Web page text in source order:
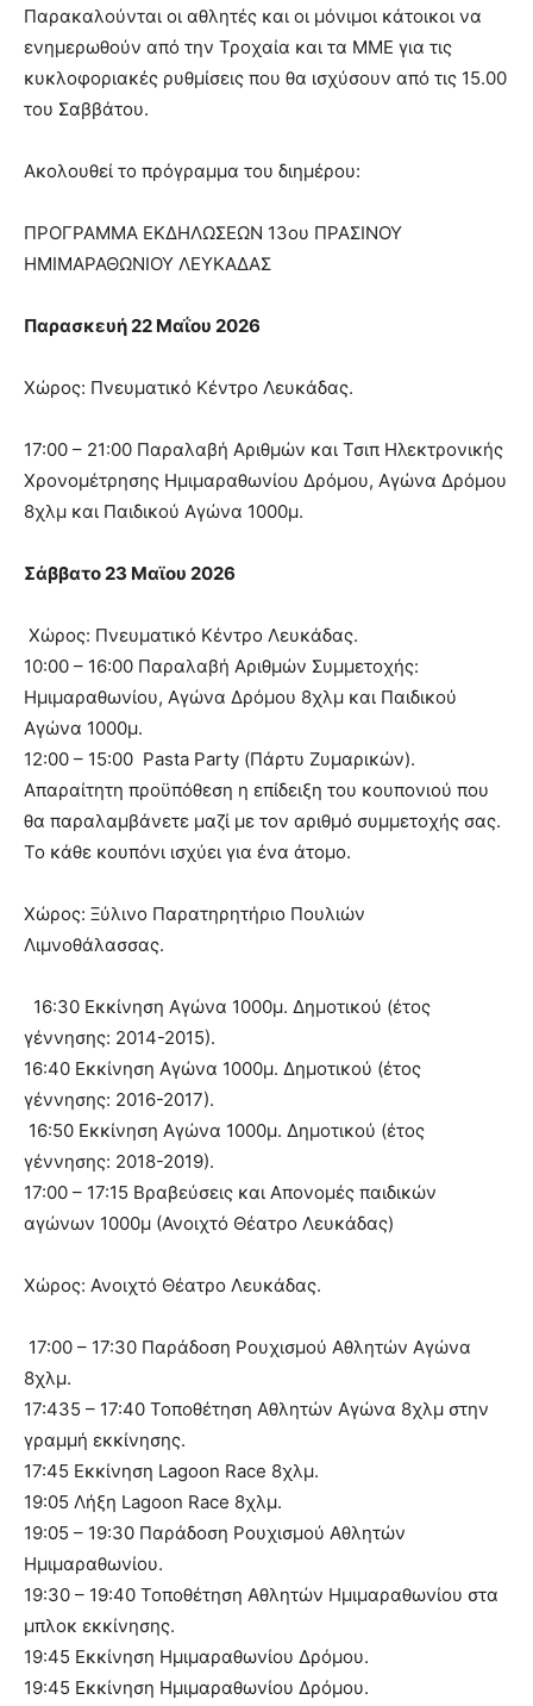
Παρακαλούνται οι αθλητές και οι μόνιμοι κάτοικοι να
ενημερωθούν από την Τροχαία και τα ΜΜΕ για τις
κυκλοφοριακές ρυθμίσεις που θα ισχύσουν από τις 15.00
του Σαββάτου.
Ακολουθεί το πρόγραμμα του διημέρου:
ΠΡΟΓΡΑΜΜΑ ΕΚΔΗΛΩΣΕΩΝ 13ου ΠΡΑΣΙΝΟΥ
ΗΜΙΜΑΡΑΘΩΝΙΟΥ ΛΕΥΚΑΔΑΣ
Παρασκευή 22 Μαΐου 2026
Χώρος: Πνευματικό Κέντρο Λευκάδας.
17:00 – 21:00 Παραλαβή Αριθμών και Τσιπ Ηλεκτρονικής
Χρονομέτρησης Ημιμαραθωνίου Δρόμου, Αγώνα Δρόμου
8χλμ και Παιδικού Αγώνα 1000μ.
Σάββατο 23 Μαϊου 2026
Χώρος: Πνευματικό Κέντρο Λευκάδας.
10:00 – 16:00 Παραλαβή Αριθμών Συμμετοχής:
Ημιμαραθωνίου, Αγώνα Δρόμου 8χλμ και Παιδικού
Αγώνα 1000μ.
12:00 – 15:00 Pasta Party (Πάρτυ Ζυμαρικών).
Απαραίτητη προϋπόθεση η επίδειξη του κουπονιού που
θα παραλαμβάνετε μαζί με τον αριθμό συμμετοχής σας.
Το κάθε κουπόνι ισχύει για ένα άτομο.
Χώρος: Ξύλινο Παρατηρητήριο Πουλιών
Λιμνοθάλασσας.
16:30 Εκκίνηση Αγώνα 1000μ. Δημοτικού (έτος
γέννησης: 2014-2015).
16:40 Εκκίνηση Αγώνα 1000μ. Δημοτικού (έτος
γέννησης: 2016-2017).
16:50 Εκκίνηση Αγώνα 1000μ. Δημοτικού (έτος
γέννησης: 2018-2019).
17:00 – 17:15 Βραβεύσεις και Απονομές παιδικών
αγώνων 1000μ (Ανοιχτό Θέατρο Λευκάδας)
Χώρος: Ανοιχτό Θέατρο Λευκάδας.
17:00 – 17:30 Παράδοση Ρουχισμού Αθλητών Αγώνα
8χλμ.
17:435 – 17:40 Τοποθέτηση Αθλητών Αγώνα 8χλμ στην
γραμμή εκκίνησης.
17:45 Εκκίνηση Lagoon Race 8χλμ.
19:05 Λήξη Lagoon Race 8χλμ.
19:05 – 19:30 Παράδοση Ρουχισμού Αθλητών
Ημιμαραθωνίου.
19:30 – 19:40 Τοποθέτηση Αθλητών Ημιμαραθωνίου στα
μπλοκ εκκίνησης.
19:45 Εκκίνηση Ημιμαραθωνίου Δρόμου.
19:45 Εκκίνηση Ημιμαραθωνίου Δρόμου.